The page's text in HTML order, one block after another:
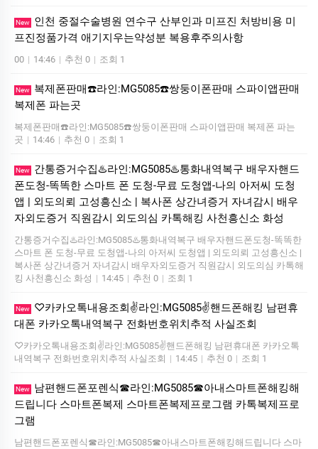
New
인천 중절수술병원 연수구 산부인과 미프진 처방비용 미
프진정품가격 애기지우는약성분 복용후주의사항
00 | 14:46 | 추천 0 | 조회 1
New
복제폰판매☎️라인:MG5085☎️쌍둥이폰판매 스파이앱판매
복제폰 파는곳
복제폰판매☎️라인:MG5085☎️쌍둥이폰판매 스파이앱판매 복제폰 파는
곳 | 14:46 | 추천 0 | 조회 1
New
간통증거수집♨️라인:MG5085♨️통화내역복구 배우자핸드
폰도청-똑똑한 스마트 폰 도청-무료 도청앱-나의 아저씨 도청
앱 | 외도의뢰 고성흥신소 | 복사폰 상간녀증거 자녀감시 배우
자외도증거 직원감시 외도의심 카톡해킹 사천흥신소 화성
간통증거수집♨️라인:MG5085♨️통화내역복구 배우자핸드폰도청-똑똑한
스마트 폰 도청-무료 도청앱-나의 아저씨 도청앱 | 외도의뢰 고성흥신소 |
복사폰 상간녀증거 자녀감시 배우자외도증거 직원감시 외도의심 카톡해
킹 사천흥신소 화성 | 14:45 | 추천 0 | 조회 1
New
♡카카오톡내용조회✌️라인:MG5085✌️핸드폰해킹 남편휴
대폰 카카오톡내역복구 전화번호위치추적 사실조회
♡카카오톡내용조회✌️라인:MG5085✌️핸드폰해킹 남편휴대폰 카카오톡
내역복구 전화번호위치추적 사실조회 | 14:45 | 추천 0 | 조회 1
New
남편핸드폰포렌식☎라인:MG5085☎아내스마트폰해킹해
드립니다 스마트폰복제 스마트폰복제프로그램 카톡복제프로
그램
남편핸드폰포렌식☎라인:MG5085☎아내스마트폰해킹해드립니다 스마